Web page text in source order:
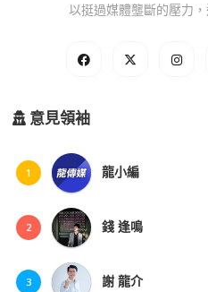
以挺過媒體壟斷的壓力
意見領袖
1 龍小編
2 錢 逢鳴
3 謝 龍介